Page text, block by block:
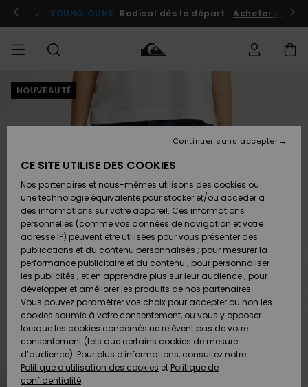
l'information
le
Se connecter / s'inscrire
YOUNG GUNS Radical dès le départ. Acheter
HOMME
Chaussures
& Tongs
Surf
Snow
Nouveautés
Chaussures
& Tongs
Surf
Snow
Nouveautés
FEMME
A
Découvrir
Snow
SURF
Homme
Surf
Shop
Enfant
Highlights
Communauté
SNOW
Homme
Snow
Shop
Enfant
Snow
Shop
Femme
A
Découvrir
Communauté
OUTLET
Enfant
Outlet
Femme
AIDE &
CONTACT
Retours
Paiement
Carte
Cadeau
Quiksilver
Freedom
Protection
des
MAGASINS
NOUVEAUTÉ
CE SITE UTILISE DES COOKIES
Nos partenaires et nous-mêmes utilisons des cookies ou
une technologie équivalente pour stocker et/ou accéder à
des informations sur votre appareil. Ces informations
personnelles (comme vos données de navigation et votre
adresse IP) peuvent être utilisées pour vous présenter des
publications et du contenu personnalisés ; pour mesurer la
performance publicitaire et du contenu ; pour personnaliser
les publicités ; et en apprendre plus sur leur audience ; pour
développer et améliorer les produits de nos partenaires.
Vous pouvez paramétrer vos choix pour accepter ou non les
cookies soumis à votre consentement, ou vous y opposer
lorsque les cookies concernés ne relèvent pas de votre
consentement (tels que certains cookies de mesure
d’audience). Pour plus d'informations, consultez notre :
Politique d'utilisation des cookies et Politique de
confidentialité
Continuer sans accepter